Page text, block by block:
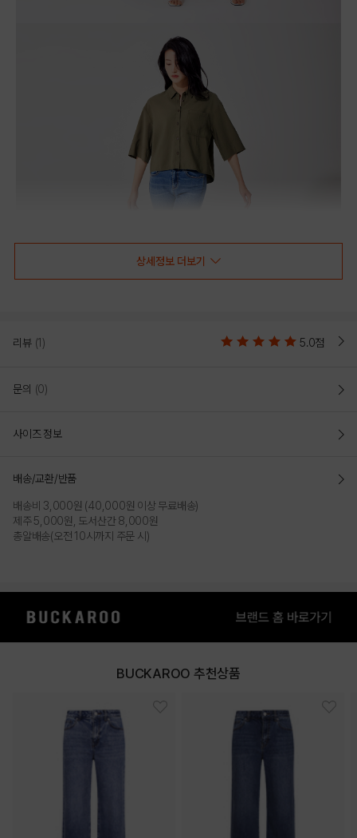
상세정보 더보기
리뷰 (1) 5.0점
문의 (0)
사이즈 정보
배송/교환/반품
배송비 3,000원 (40,000원 이상 무료배송)
제주 5,000원, 도서산간 8,000원
총알배송(오전 10시까지 주문 시)
BUCKAROO 추천상품